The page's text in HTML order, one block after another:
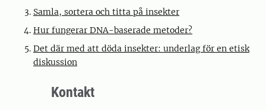
Samla, sortera och titta på insekter
Hur fungerar DNA-baserade metoder?
Det där med att döda insekter: underlag för en etisk
diskussion
Kontakt